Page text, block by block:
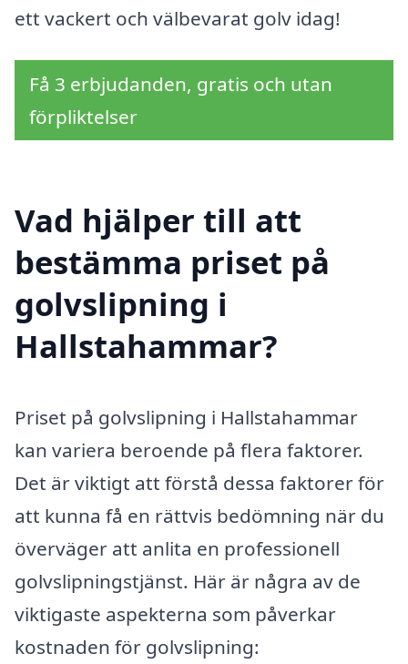
ett vackert och välbevarat golv idag!
Få 3 erbjudanden, gratis och utan
förpliktelser
Vad hjälper till att
bestämma priset på
golvslipning i
Hallstahammar?
Priset på golvslipning i Hallstahammar
kan variera beroende på flera faktorer.
Det är viktigt att förstå dessa faktorer för
att kunna få en rättvis bedömning när du
överväger att anlita en professionell
golvslipningstjänst. Här är några av de
viktigaste aspekterna som påverkar
kostnaden för golvslipning: